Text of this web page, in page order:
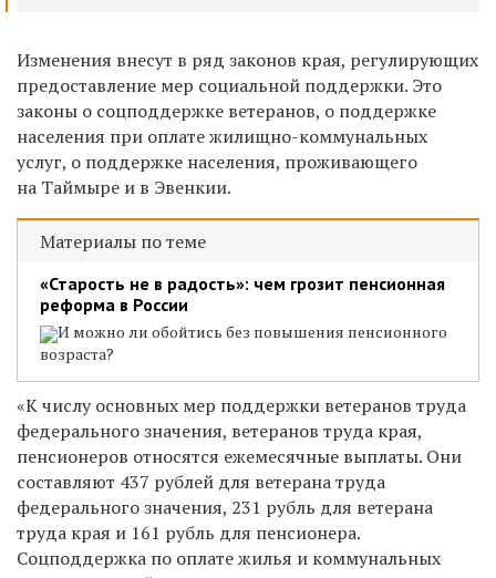
Изменения внесут в ряд законов края, регулирующих
предоставление мер социальной поддержки. Это
законы о соцподдержке ветеранов, о поддержке
населения при оплате жилищно-коммунальных
услуг, о поддержке населения, проживающего
на Таймыре и в Эвенкии.
Материалы по теме
«Старость не в радость»: чем грозит пенсионная
реформа в России
И можно ли обойтись без повышения пенсионного
возраста?
«К числу основных мер поддержки ветеранов труда
федерального значения, ветеранов труда края,
пенсионеров относятся ежемесячные выплаты. Они
составляют 437 рублей для ветерана труда
федерального значения, 231 рубль для ветерана
труда края и 161 рубль для пенсионера.
Соцподдержка по оплате жилья и коммунальных